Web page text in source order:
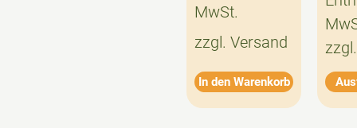
MwSt.
zzgl. Versand
In den Warenkorb